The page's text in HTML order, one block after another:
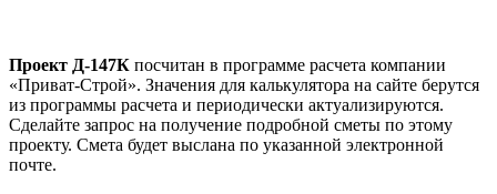
Проект Д-147К посчитан в программе расчета компании
«Приват-Строй». Значения для калькулятора на сайте берутся
из программы расчета и периодически актуализируются.
Сделайте запрос на получение подробной сметы по этому
проекту. Смета будет выслана по указанной электронной
почте.